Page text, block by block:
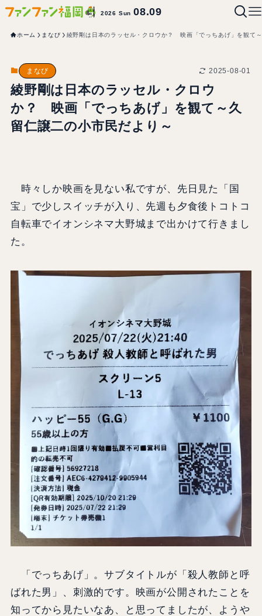
2026 Sun08.09
ホーム まなび 綾野剛は日本のラッセル・クロウか？ 映画「でっちあげ」を観て
まなび 2025-08-01
綾野剛は日本のラッセル・クロウ
か？ 映画「でっちあげ」を観て～久
留仁譲二の小市民だより～
時々しか映画を見ない私ですが、先日見た「国
宝」で少しスイッチが入り、先週も夕食後トコトコ
自転車でイオンシネマ大野城まで出かけて行きまし
た。
「でっちあげ」。サブタイトルが「殺人教師と呼
ばれた男」、刺激的です。映画が公開されたことを
知ってから見たいなあ、と思ってましたが、ようや